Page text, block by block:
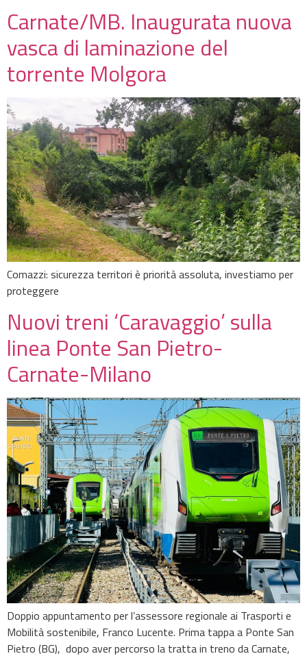
Carnate/MB. Inaugurata nuova
vasca di laminazione del
torrente Molgora
Comazzi: sicurezza territori è priorità assoluta, investiamo per
proteggere
Nuovi treni ‘Caravaggio’ sulla
linea Ponte San Pietro-
Carnate-Milano
Doppio appuntamento per l’assessore regionale ai Trasporti e
Mobilità sostenibile, Franco Lucente. Prima tappa a Ponte San
Pietro (BG), dopo aver percorso la tratta in treno da Carnate,